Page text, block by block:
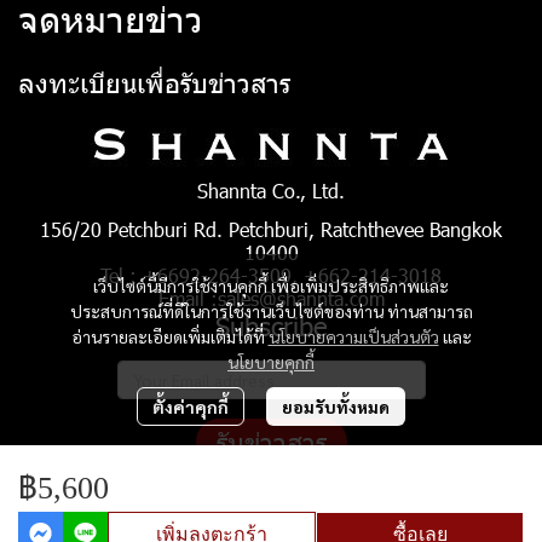
฿5,600
เพิ่มลงตะกร้า ซื้อเลย
เว็บไซต์นี้มีการใช้งานคุกกี้ เพื่อเพิ่มประสิทธิภาพและ
ประสบการณ์ที่ดีในการใช้งานเว็บไซต์ของท่าน ท่านสามารถ
อ่านรายละเอียดเพิ่มเติมได้ที่นโยบายความเป็นส่วนตัว และ
นโยบายคุกกี้
ตั้งค่าคุกกี้ ยอมรับทั้งหมด
จดหมายข่าว
ลงทะเบียนเพื่อรับข่าวสาร
Shannta Co., Ltd.
156/20 Petchburi Rd. Petchburi, Ratchthevee Bangkok
10400
Tel : +6692-264-3509, +662-214-3018
Email :sales@shannta.com
Subscribe
รับข่าวสาร